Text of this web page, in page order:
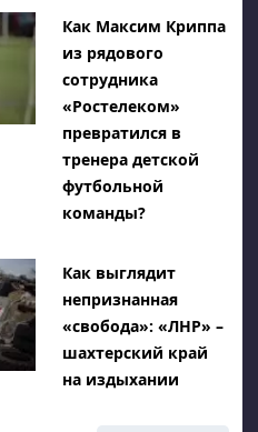
Как Максим Криппа
из рядового
сотрудника
«Ростелеком»
превратился в
тренера детской
футбольной
команды?
Как выглядит
непризнанная
«свобода»: «ЛНР» –
шахтерский край
на издыхании